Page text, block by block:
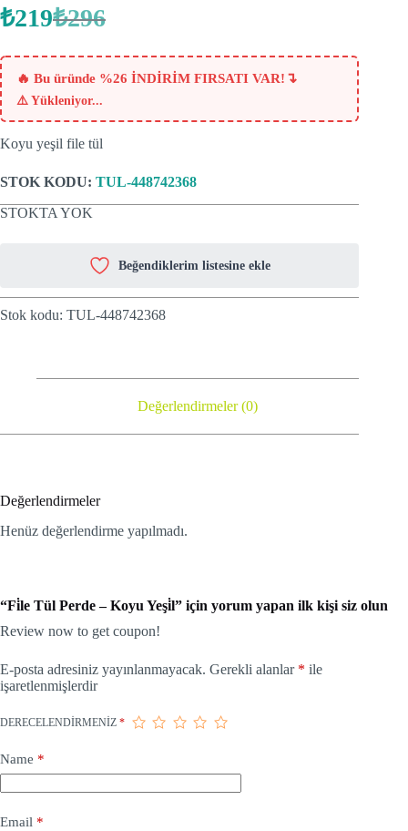
₺296
Orijinal
₺296.
₺219Şu
fiyat:
₺219.
🔥 Bu üründe %26 İNDİRİM FIRSATI VAR! ↴
⚠️ Yükleniyor...
Koyu yeşil file tül
STOK KODU: TUL-448742368
STOKTA YOK
Beğendiklerim listesine ekle
Stok kodu: TUL-448742368
Değerlendirmeler (0)
Değerlendirmeler
Henüz değerlendirme yapılmadı.
“Fi̇le Tül Perde – Koyu Yeşi̇l” için yorum yapan ilk kişi siz olun
Review now to get coupon!
E-posta adresiniz yayınlanmayacak. Gerekli alanlar * ile
işaretlenmişlerdir
DERECELENDIRMENIZ *
Name *
Email *